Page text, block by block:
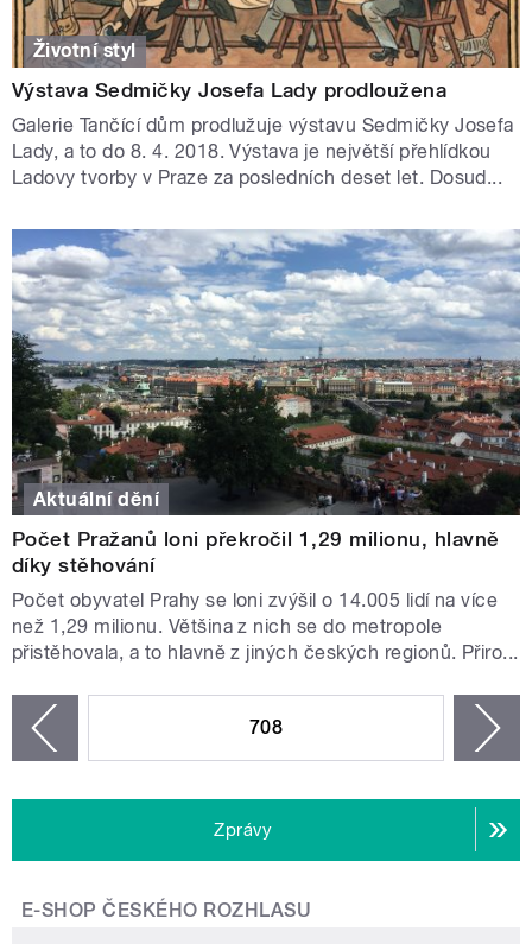
Životní styl
Výstava Sedmičky Josefa Lady prodloužena
Galerie Tančící dům prodlužuje výstavu Sedmičky Josefa
Lady, a to do 8. 4. 2018. Výstava je největší přehlídkou
Ladovy tvorby v Praze za posledních deset let. Dosud...
Aktuální dění
Počet Pražanů loni překročil 1,29 milionu, hlavně
díky stěhování
Počet obyvatel Prahy se loni zvýšil o 14.005 lidí na více
než 1,29 milionu. Většina z nich se do metropole
přistěhovala, a to hlavně z jiných českých regionů. Přiro...
708
Zprávy
E-SHOP ČESKÉHO ROZHLASU